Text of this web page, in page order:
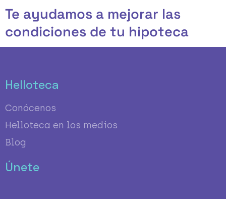
Te ayudamos a mejorar las
condiciones de tu hipoteca
Helloteca
Conócenos
Helloteca en los medios
Blog
Únete